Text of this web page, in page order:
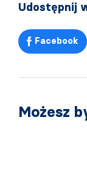
Udostępnij
Facebook
Możesz